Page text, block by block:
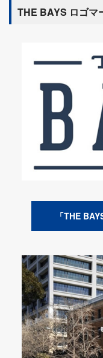
THE BAYS ロゴマ
「THE